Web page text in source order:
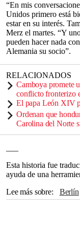
“En mis
Unidos primero está
estar en su interés.
Merz el martes. “Y
pueden hacer nada
Alemania su socio”.
RELACIONADOS
Camboya promete
conflicto fronterizo
El papa León XIV
Ordenan que
Carolina del Norte
Esta historia fue
ayuda de una
Lee más sobre
Berlín